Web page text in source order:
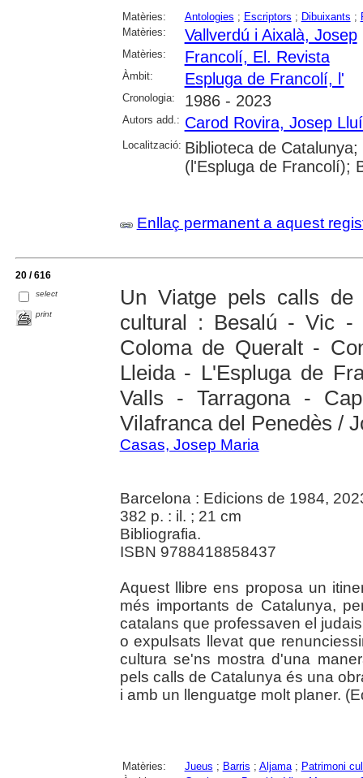
Matèries: Antologies ; Escriptors ; Dibuixants ;
Matèries:
Vallverdú i Aixalà, Josep
Matèries: Francolí, El. Revista
Àmbit: Espluga de Francolí, l'
Cronologia: 1986 - 2023
Autors add.: Carod Rovira, Josep
Localització: Biblioteca de
(l'Espluga de Francolí);
Enllaç permanent a aquest
20 / 616
select
print
Un Viatge pels calls
cultural : Besalú - Vic -
Coloma de Queralt -
Lleida - L'Espluga de
Valls - Tarragona -
Vilafranca del Penedès /
Casas, Josep Maria
Barcelona : Edicions de 1984,
382 p. : il. ; 21 cm
Bibliografia.
ISBN 9788418858437
Aquest llibre ens proposa un
més importants de Catalunya,
catalans que professaven el
o expulsats llevat que
cultura se'ns mostra d'una
pels calls de Catalunya és una
i amb un llenguatge molt planer.
Matèries: Jueus ; Barris ; Aljama; Patrimoni